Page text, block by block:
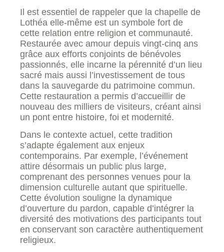
Il est essentiel de rappeler que la chapelle de
Lothéa elle-même est un symbole fort de
cette relation entre religion et communauté.
Restaurée avec amour depuis vingt-cinq ans
grâce aux efforts conjoints de bénévoles
passionnés, elle incarne la pérennité d’un lieu
sacré mais aussi l’investissement de tous
dans la sauvegarde du patrimoine commun.
Cette restauration a permis d’accueillir de
nouveau des milliers de visiteurs, créant ainsi
un pont entre histoire, foi et modernité.
Dans le contexte actuel, cette tradition
s’adapte également aux enjeux
contemporains. Par exemple, l’événement
attire désormais un public plus large,
comprenant des personnes venues pour la
dimension culturelle autant que spirituelle.
Cette évolution souligne la dynamique
d’ouverture du pardon, capable d’intégrer la
diversité des motivations des participants tout
en conservant son caractère authentiquement
religieux.